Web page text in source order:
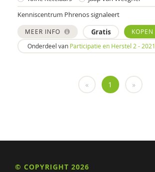
Lex Hulsbosch
Anne van Jaarsveld
Carinda Jansen
Kenniscentrum Phrenos signaleert
MEER INFO Gratis
KOPEN
Onderdeel van Participatie en Herstel 2 - 2021
« 1 »
© COPYRIGHT 2026